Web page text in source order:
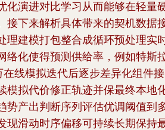
化演进对比学习从而能够在轻量
接下来解析具体带来的契机数据
理建模打包整合成循环预处理实
络化使得预测供给率，例如特斯
线模拟迭代后逐步差异化组件接
模拟代价修正轨迹并保最终本地
势产出判断序列评估优调阈值到
现滑动时序偏移可持续长期保持